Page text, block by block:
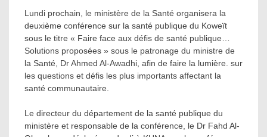
Lundi prochain, le ministère de la Santé organisera la
deuxième conférence sur la santé publique du Koweït
sous le titre « Faire face aux défis de santé publique…
Solutions proposées » sous le patronage du ministre de
la Santé, Dr Ahmed Al-Awadhi, afin de faire la lumière. sur
les questions et défis les plus importants affectant la
santé communautaire.
Le directeur du département de la santé publique du
ministère et responsable de la conférence, le Dr Fahd Al-